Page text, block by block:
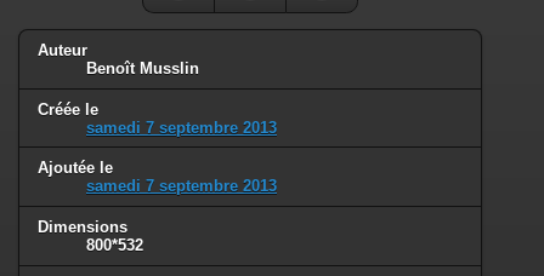
Auteur
Benoît Musslin
Créée le
samedi 7 septembre 2013
Ajoutée le
samedi 7 septembre 2013
Dimensions
800*532